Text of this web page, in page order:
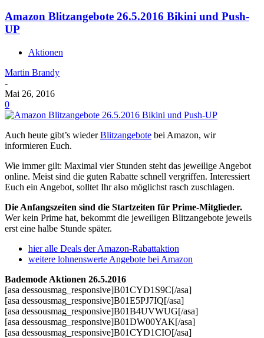
Amazon Blitzangebote 26.5.2016 Bikini und Push-
UP
Aktionen
Martin Brandy
-
Mai 26, 2016
0
Auch heute gibt’s wiederBlitzangebote bei Amazon, wir
informieren Euch.
Wie immer gilt: Maximal vier Stunden steht das jeweilige Angebot
online. Meist sind die guten Rabatte schnell vergriffen. Interessiert
Euch ein Angebot, solltet Ihr also möglichst rasch zuschlagen.
Die Anfangszeiten sind die Startzeiten für Prime-Mitglieder.
Wer kein Prime hat, bekommt die jeweiligen Blitzangebote jeweils
erst eine halbe Stunde später.
hier alle Deals der Amazon-Rabattaktion
weitere lohnenswerte Angebote bei Amazon
Bademode Aktionen 26.5.2016
[asa dessousmag_responsive]B01CYD1S9C[/asa]
[asa dessousmag_responsive]B01E5PJ7IQ[/asa]
[asa dessousmag_responsive]B01B4UVWUG[/asa]
[asa dessousmag_responsive]B01DW00YAK[/asa]
[asa dessousmag_responsive]B01CYD1CIO[/asa]